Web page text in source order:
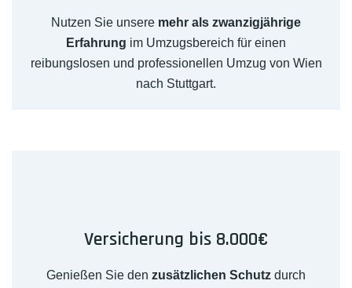
Nutzen Sie unsere mehr als zwanzigjährige
Erfahrung im Umzugsbereich für einen
reibungslosen und professionellen Umzug von Wien
nach Stuttgart.
Versicherung bis 8.000€
Genießen Sie den zusätzlichen Schutz durch